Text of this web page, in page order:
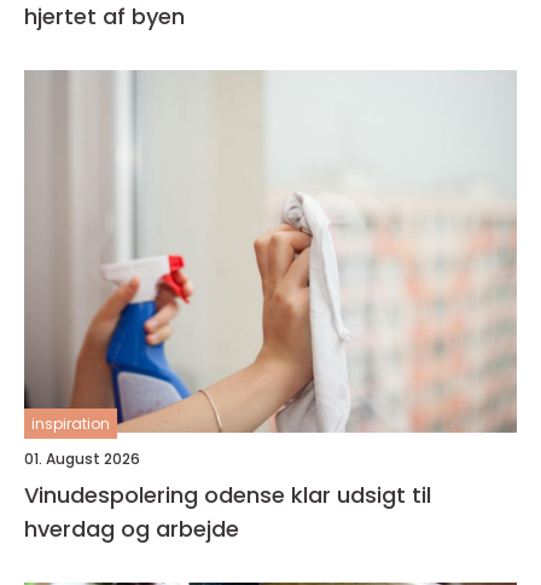
hjertet af byen
inspiration
01. August 2026
Vinudespolering odense klar udsigt til
hverdag og arbejde